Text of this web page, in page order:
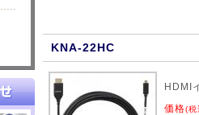
KNA-22HC
HDMI
価格(税